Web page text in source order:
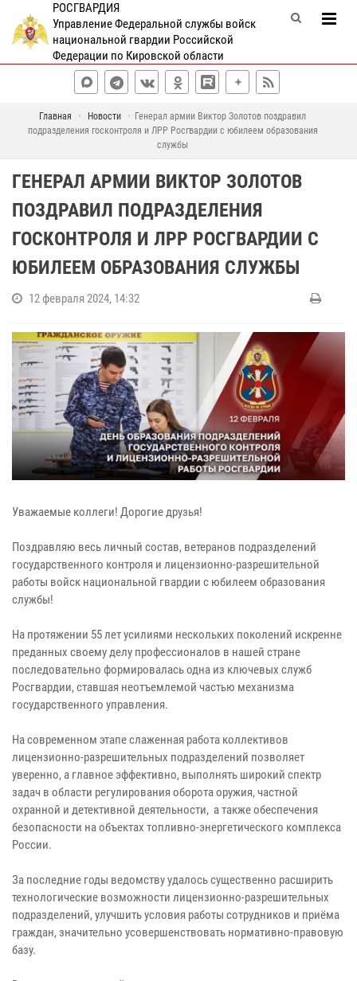
РОСГВАРДИЯ
Управление Федеральной службы войск
национальной гвардии Российской
Федерации по Кировской области
Главная Новости
Генерал армии Виктор Золотов поздравил
подразделения госконтроля и ЛРР Росгвардии с юбилеем образования
службы
ГЕНЕРАЛ АРМИИ ВИКТОР ЗОЛОТОВ
ПОЗДРАВИЛ ПОДРАЗДЕЛЕНИЯ
ГОСКОНТРОЛЯ И ЛРР РОСГВАРДИИ С
ЮБИЛЕЕМ ОБРАЗОВАНИЯ СЛУЖБЫ
12 февраля 2024, 14:32
Уважаемые коллеги! Дорогие друзья!
Поздравляю весь личный состав, ветеранов подразделений
государственного контроля и лицензионно-разрешительной
работы войск национальной гвардии с юбилеем образования
службы!
На протяжении 55 лет усилиями нескольких поколений искренне
преданных своему делу профессионалов в нашей стране
последовательно формировалась одна из ключевых служб
Росгвардии, ставшая неотъемлемой частью механизма
государственного управления.
На современном этапе слаженная работа коллективов
лицензионно-разрешительных подразделений позволяет
уверенно, а главное эффективно, выполнять широкий спектр
задач в области регулирования оборота оружия, частной
охранной и детективной деятельности, а также обеспечения
безопасности на объектах топливно-энергетического комплекса
России.
За последние годы ведомству удалось существенно расширить
технологические возможности лицензионно-разрешительных
подразделений, улучшить условия работы сотрудников и приёма
граждан, значительно усовершенствовать нормативно-правовую
базу.